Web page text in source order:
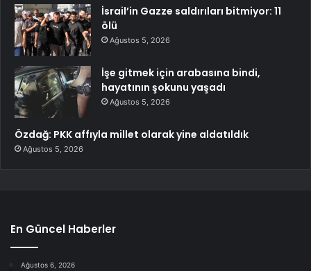
İsrail’in Gazze saldırıları bitmiyor: 11
ölü
Ağustos 5, 2026
İşe gitmek için arabasına bindi,
hayatının şokunu yaşadı
Ağustos 5, 2026
Özdağ: PKK affıyla millet olarak yine aldatıldık
Ağustos 5, 2026
En Güncel Haberler
Ağustos 6, 2026